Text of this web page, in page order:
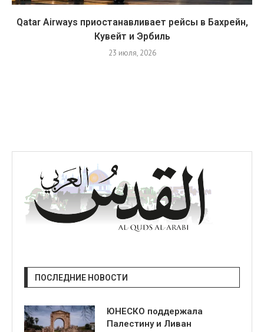
Qatar Airways приостанавливает рейсы в Бахрейн,
Кувейт и Эрбиль
23 июля, 2026
ПОСЛЕДНИЕ НОВОСТИ
ЮНЕСКО поддержала
Палестину и Ливан